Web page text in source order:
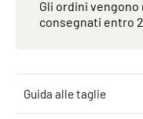
Gli ordini
consegnati entro
Guida alle taglie